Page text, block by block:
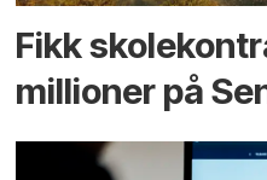
Fikk
millioner på